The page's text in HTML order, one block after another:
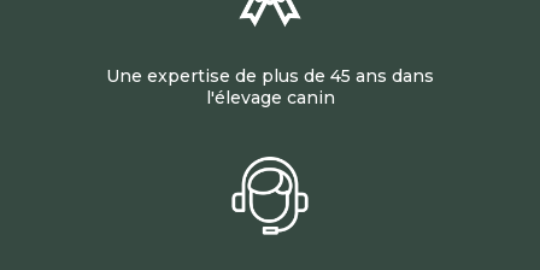
Une expertise de plus de 45 ans dans
l'élevage canin